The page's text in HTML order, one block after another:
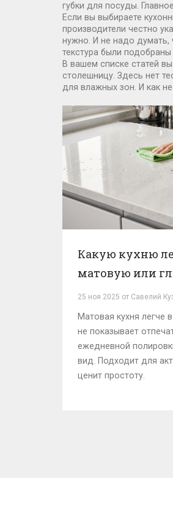
губки для посуды.
Если вы выбираете
производители честно
нужно. И не надо думать,
текстура были подобраны
В вашем списке статей
столешницу. Здесь нет
для влажных зон. И как
Какую кухню
матовую или
25 ноя 2025 от Савелий
Матовая кухня легче
не показывает
ежедневной
вид. Подходит для
ценит простоту.